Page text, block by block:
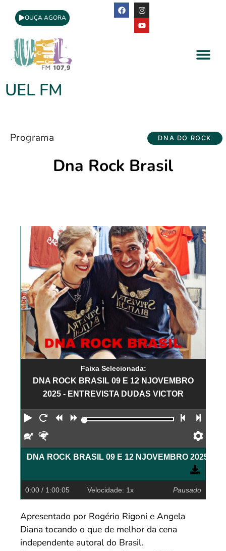
OUÇA AGORA
UEL FM
Programa DNA DO ROCK
Dna Rock Brasil
Faixa Selecionada:
DNA ROCK BRASIL 09 E 12 NJOVEMBRO
2025 - ENTREVISTA DUDAS VICTOR
Reproduzir
Reiniciar
Retroceder
Avançar Faixa
Devagar
DNA ROCK BRASIL 09 E 12
0:00 / 1:00:05 Velocidade: 1x Pausado
Apresentado por Rogério Rigoni e Angela
Diana tocando o que de melhor da cena
independente autoral do Brasil.